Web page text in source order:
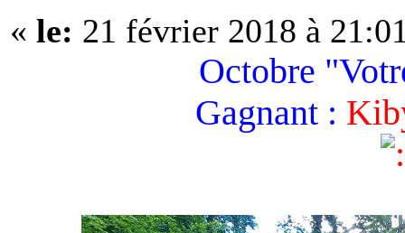
« le: 21 février 2018 à
Octobre
Gagnant :